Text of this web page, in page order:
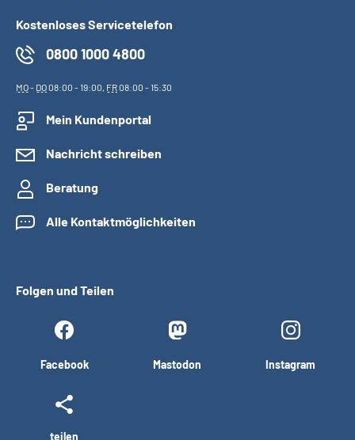
Kostenloses Servicetelefon
0800 1000 4800
MO- DO08:00 - 19:00, FR08:00 - 15:30
Mein Kundenportal
Nachricht schreiben
Beratung
Alle Kontaktmöglichkeiten
Folgen und Teilen
Facebook Mastodon Instagram
teilen